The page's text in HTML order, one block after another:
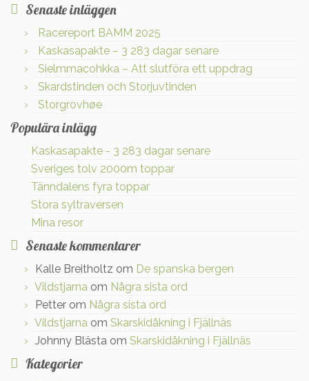
Senaste inläggen
Racereport BAMM 2025
Kaskasapakte – 3 283 dagar senare
Sielmmacohkka – Att slutföra ett uppdrag
Skardstinden och Storjuvtinden
Storgrovhøe
Populära inlägg
Kaskasapakte - 3 283 dagar senare
Sveriges tolv 2000m toppar
Tänndalens fyra toppar
Stora syltraversen
Mina resor
Senaste kommentarer
Kalle Breitholtz om De spanska bergen
Vildstjarna om Några sista ord
Petter om Några sista ord
Vildstjarna om Skarskidåkning i Fjällnäs
Johnny Blästa om Skarskidåkning i Fjällnäs
Kategorier